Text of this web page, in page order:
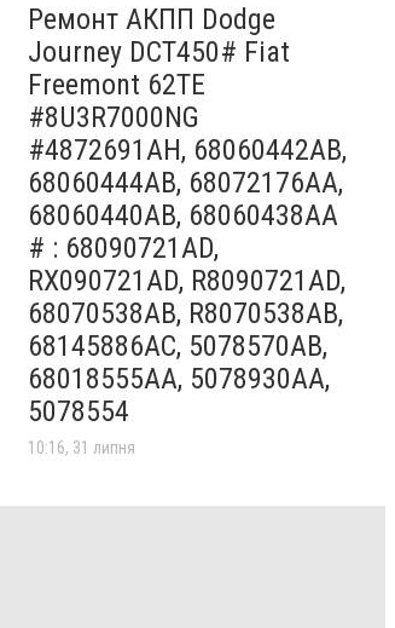
Ремонт АКПП Dodge
Journey DCT450# Fiat
Freemont 62TE
#8U3R7000NG
#4872691AH, 68060442AB,
68060444AB, 68072176AA,
68060440AB, 68060438AA
# : 68090721AD,
RX090721AD, R8090721AD,
68070538AB, R8070538AB,
68145886AC, 5078570AB,
68018555AA, 5078930AA,
5078554
10:16, 31 липня